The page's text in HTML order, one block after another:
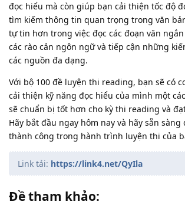
đọc hiểu mà còn giúp bạn cải thiện tốc độ
tìm kiếm thông tin quan trọng trong văn
tự tin hơn trong việc đọc các đoạn văn
các rào cản ngôn ngữ và tiếp cận những
các nguồn đa dạng.
Với bộ 100 đề luyện thi reading, bạn sẽ có
cải thiện kỹ năng đọc hiểu của mình một
sẽ chuẩn bị tốt hơn cho kỳ thi reading và
Hãy bắt đầu ngay hôm nay và hãy sẵn sàng
thành công trong hành trình luyện thi của
Link tải: https://link4.net/QyIla
Đề tham khảo: